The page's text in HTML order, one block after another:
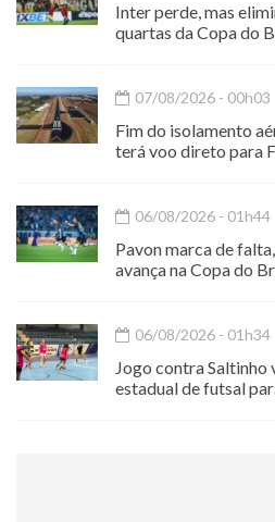
Inter perde, mas
quartas da Copa do
07/08/2026 - 00h03
Fim do isolamento
terá voo direto para
06/08/2026 - 01h44
Pavon marca de
avança na Copa do
06/08/2026 - 01h34
Jogo contra Saltinho
estadual de futsal